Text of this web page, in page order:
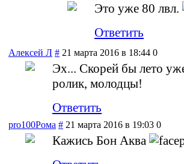
Это уже 80 лвл.
Ответить
Алексей Л # 21 марта 2016 в 18:44 0
Эх... Скорей бы лето
ролик, молодцы!
Ответить
pro100Рома # 21 марта 2016 в 19:03 0
Кажись Бон Аква